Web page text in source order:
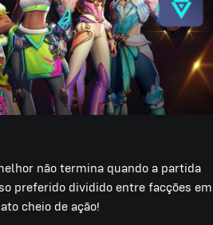
não termina quando a partida
preferido dividido entre facções em
cheio de ação!